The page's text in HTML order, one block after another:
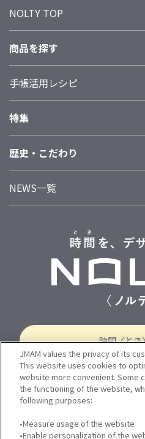
NOLTY TOP
商品を探す
カテゴリーで探す
手帳
手帳レイアウトで探す
手帳サイズで探す
小型サイズ（小型・縦長・新
A5サイズ
B5サイズ
能率手帳 N-バディ N-コ
N-キャレル
N-エクリ N-
N-ティオ
N-PAGEM
N-PAGEM Family
N-
こだわり条件から
時間〈とき
手帳活用レシピ
特集
1年でやりたい100のこと
歴史・こだわり
品質 歴史
NEWS一覧
個人情報保護方針
Cookie 設定
JMAM コーポレートサイト
JMAM values the privacy of its
This website uses cookies to
website more convenient. Some
the functioning of the website,
following purposes:
•Measure usage of the website
•Enable personalization of the